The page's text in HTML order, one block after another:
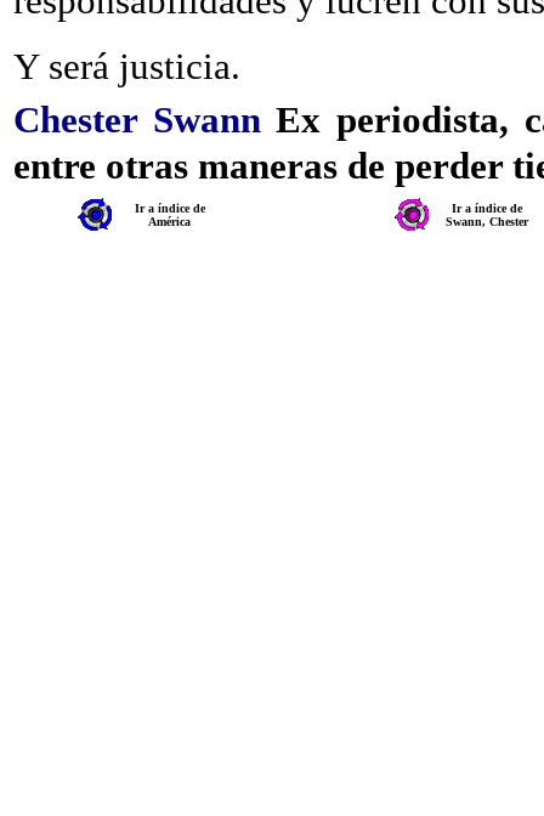
Y será justicia.
Chester Swann Ex periodista,
entre otras maneras de perder
Ir a índice de
América
Ir a índice de
Swann, Chester